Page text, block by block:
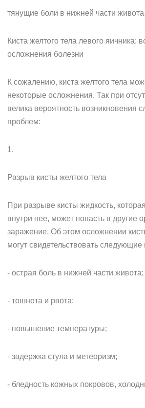
тянущие боли в нижней части живота.
Киста желтого тела левого яичника:
осложнения болезни
К сожалению, киста желтого тела
некоторые осложнения. Так при
велика вероятность возникновения
проблем:
1.
Разрыв кисты желтого тела
При разрыве кисты жидкость,
внутри нее, может попасть в другие
заражение. Об этом осложнении
могут свидетельствовать следующие
- острая боль в нижней части живота;
- тошнота и рвота;
- повышение температуры;
- задержка стула и метеоризм;
- бледность кожных покровов,